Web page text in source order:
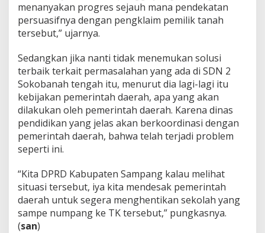
menanyakan progres sejauh mana pendekatan
persuasifnya dengan pengklaim pemilik tanah
tersebut,” ujarnya.
Sedangkan jika nanti tidak menemukan solusi
terbaik terkait permasalahan yang ada di SDN 2
Sokobanah tengah itu, menurut dia lagi-lagi itu
kebijakan pemerintah daerah, apa yang akan
dilakukan oleh pemerintah daerah. Karena dinas
pendidikan yang jelas akan berkoordinasi dengan
pemerintah daerah, bahwa telah terjadi problem
seperti ini.
“Kita DPRD Kabupaten Sampang kalau melihat
situasi tersebut, iya kita mendesak pemerintah
daerah untuk segera menghentikan sekolah yang
sampe numpang ke TK tersebut,” pungkasnya.
(san)